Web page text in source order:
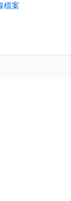
檔案